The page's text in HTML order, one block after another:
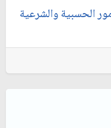
الحسبية والشرعية